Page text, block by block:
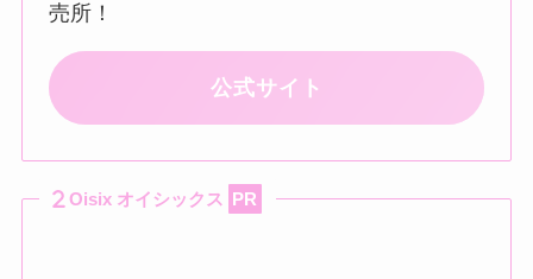
売所！
公式サイト
Oisix オイシックス PR